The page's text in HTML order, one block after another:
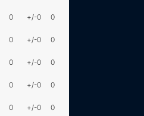
0 +/-0 0
0 +/-0 0
0 +/-0 0
0 +/-0 0
0 +/-0 0